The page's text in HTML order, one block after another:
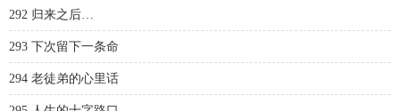
292 归来之后…
293 下次留下一条命
294 老徒弟的心里话